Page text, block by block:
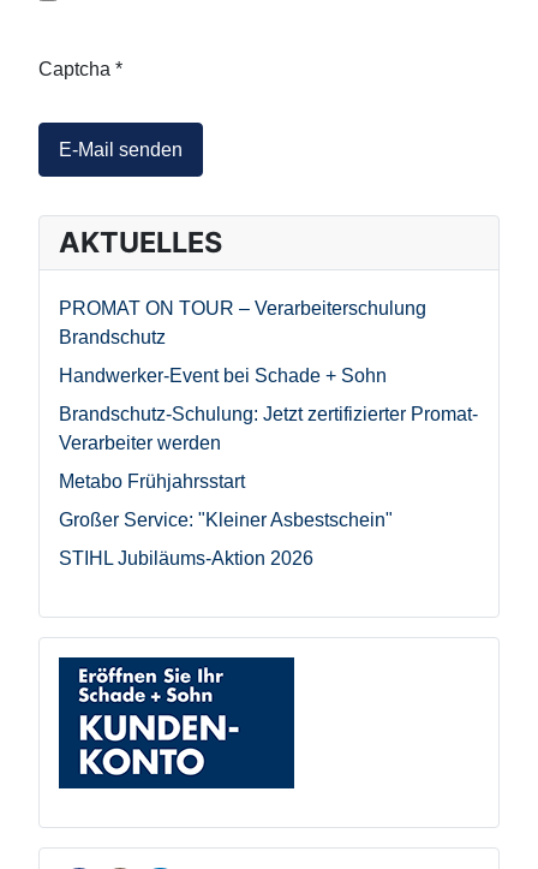
Captcha *
E-Mail senden
AKTUELLES
PROMAT ON TOUR – Verarbeiterschulung
Brandschutz
Handwerker-Event bei Schade + Sohn
Brandschutz-Schulung: Jetzt zertifizierter Promat-
Verarbeiter werden
Metabo Frühjahrsstart
Großer Service: "Kleiner Asbestschein"
STIHL Jubiläums-Aktion 2026